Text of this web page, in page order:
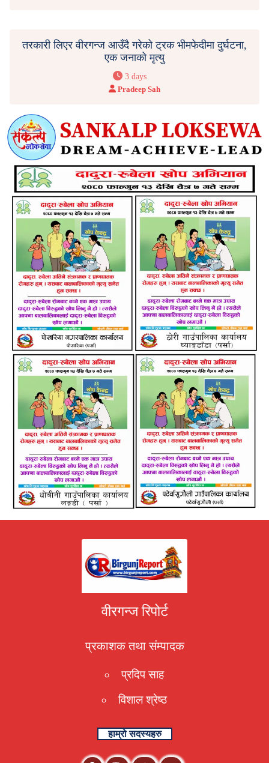
तरकारी लिएर वीरगन्ज आउँदै गरेको ट्रक भीमफेदीमा दुर्घटना,
एक जनाको मृत्यु
3 days
Pradeep Sah
वीरगन्ज रिपोर्ट
प्रकाशक तथा संम्पादक
प्रदिप साह
विशाल श्रेष्ठ
हाम्रो सदस्यहरु